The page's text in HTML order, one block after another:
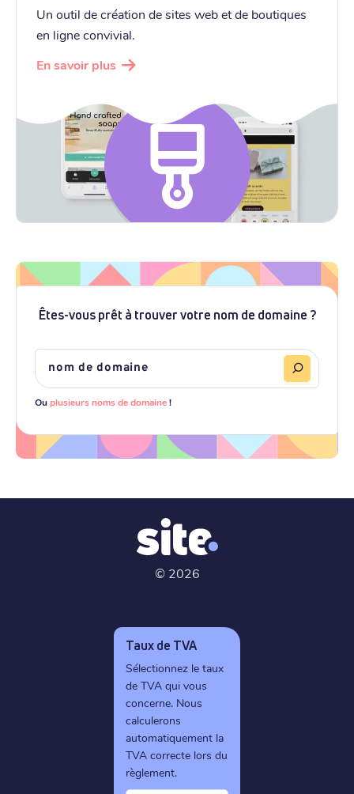
Un outil de création de sites web et de boutiques
en ligne convivial.
En savoir plus
Êtes-vous prêt à trouver votre nom de domaine ?
Ouplusieurs noms de domaine!
© 2026
Taux de TVA
Sélectionnez le taux
de TVA qui vous
concerne. Nous
calculerons
automatiquement la
TVA correcte lors du
règlement.